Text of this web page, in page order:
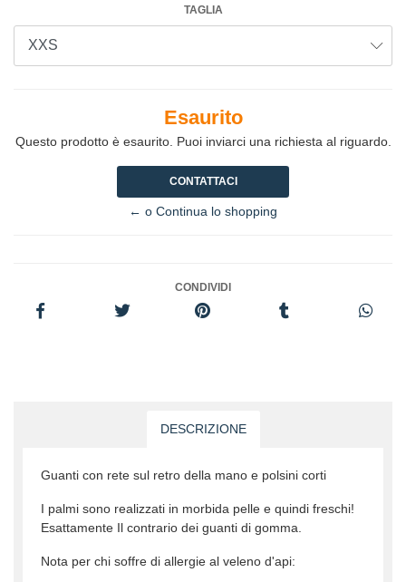
TAGLIA
Esaurito
Questo prodotto è esaurito. Puoi inviarci una richiesta al riguardo.
CONTATTACI
← o Continua lo shopping
CONDIVIDI
DESCRIZIONE
Guanti con rete sul retro della mano e polsini corti
I palmi sono realizzati in morbida pelle e quindi freschi!
Esattamente Il contrario dei guanti di gomma.
Nota per chi soffre di allergie al veleno d'api: